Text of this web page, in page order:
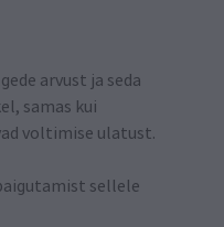
arvust ja seda
samas kui
voltimise ulatust.
sellele